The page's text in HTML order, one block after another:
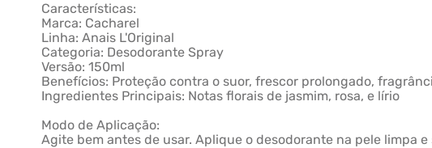
Características:
Marca: Cacharel
Linha: Anais L'Original
Categoria: Desodorante Spray
Versão: 150ml
Benefícios: Proteção contra o suor, frescor prolongado,
Ingredientes Principais: Notas florais de jasmim, rosa, e lírio
Modo de Aplicação:
Agite bem antes de usar. Aplique o desodorante na pele limpa